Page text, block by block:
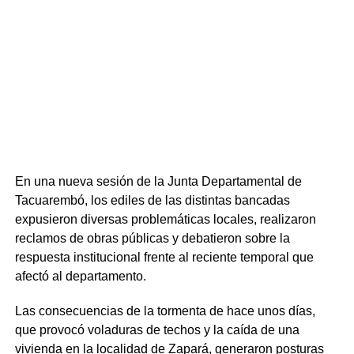
En una nueva sesión de la Junta Departamental de
Tacuarembó, los ediles de las distintas bancadas
expusieron diversas problemáticas locales, realizaron
reclamos de obras públicas y debatieron sobre la
respuesta institucional frente al reciente temporal que
afectó al departamento.
Las consecuencias de la tormenta de hace unos días,
que provocó voladuras de techos y la caída de una
vivienda en la localidad de Zapará, generaron posturas